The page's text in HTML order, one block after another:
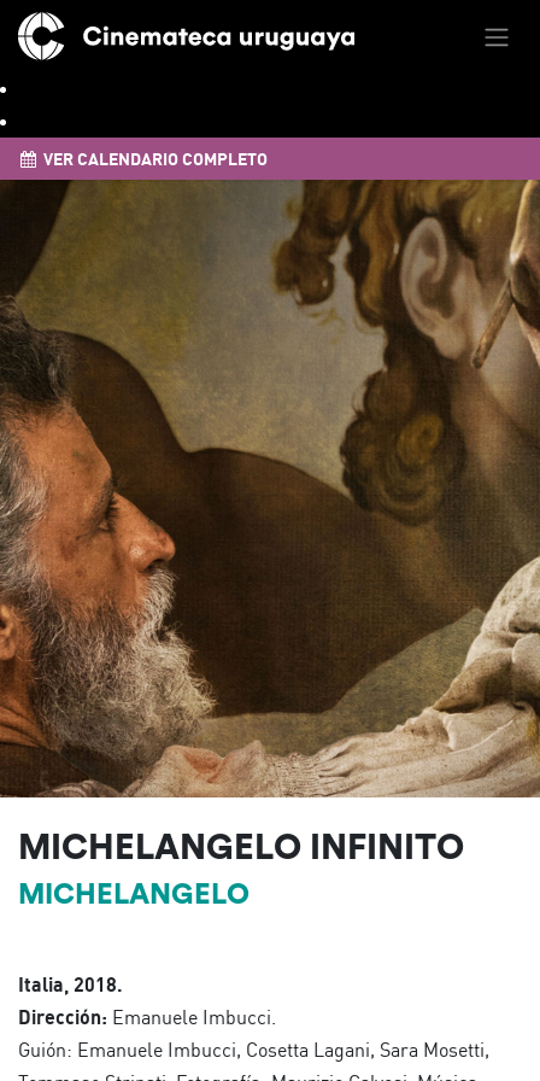
VER CALENDARIO COMPLETO
MICHELANGELO INFINITO
MICHELANGELO
Italia, 2018.
Dirección: Emanuele Imbucci.
Guión: Emanuele Imbucci, Cosetta Lagani, Sara Mosetti,